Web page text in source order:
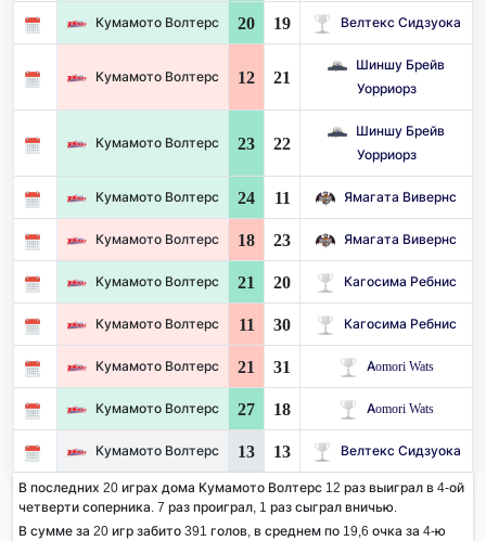
Кумамото Волтерс 20 19 Велтекс Сидзуока
Кумамото Волтерс 12 21
Шиншу Брейв
Уорриорз
Кумамото Волтерс 23 22
Шиншу Брейв
Уорриорз
Кумамото Волтерс 24 11 Ямагата Вивернс
Кумамото Волтерс 18 23 Ямагата Вивернс
Кумамото Волтерс 21 20 Кагосима Ребнис
Кумамото Волтерс 11 30 Кагосима Ребнис
Кумамото Волтерс 21 31 Aomori Wats
Кумамото Волтерс 27 18 Aomori Wats
Кумамото Волтерс 13 13 Велтекс Сидзуока
В последних 20 играх дома Кумамото Волтерс 12 раз выиграл в 4-ой
четверти соперника. 7 раз проиграл, 1 раз сыграл вничью.
В сумме за 20 игр забито 391 голов, в среднем по 19,6 очка за 4-ю